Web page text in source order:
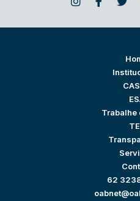
Trabalhe
62